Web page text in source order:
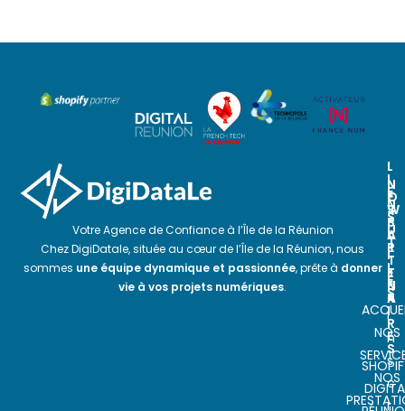
Votre Agence de Confiance à l’Île de la Réunion
Chez DigiDatale, située au cœur de l’Île de la Réunion, nous
sommes une équipe dynamique et passionnée, prête à donner
vie à vos projets numériques.
L
I
E
N
S
U
T
I
L
E
S
NOS
NOS
N
O
S
P
A
R
T
E
N
A
I
R
E
S
N
E
W
S
L
E
T
T
E
R
I
n
s
c
r